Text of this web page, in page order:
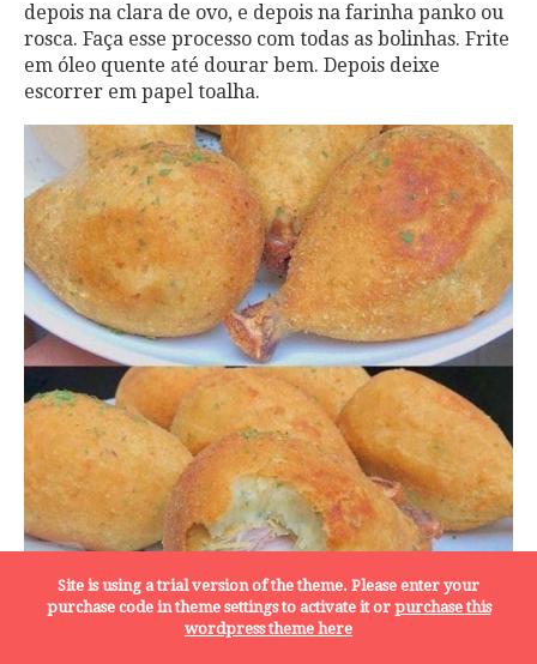
depois na clara de ovo, e depois na farinha panko ou
rosca. Faça esse processo com todas as bolinhas. Frite
em óleo quente até dourar bem. Depois deixe
escorrer em papel toalha.
Site is using a trial version of the theme. Please enter your
purchase code in theme settings to activate it or purchase this
wordpress theme here